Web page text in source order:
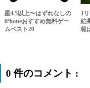
星4.5以上〜はずれなしの
iPhoneおすすめ無料ゲー
ムベスト20
J
結
報
0 件のコメント :